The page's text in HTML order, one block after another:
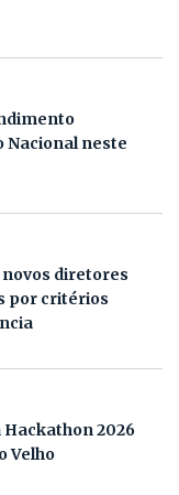
Nacional neste
novos diretores
por critérios
2026
Velho